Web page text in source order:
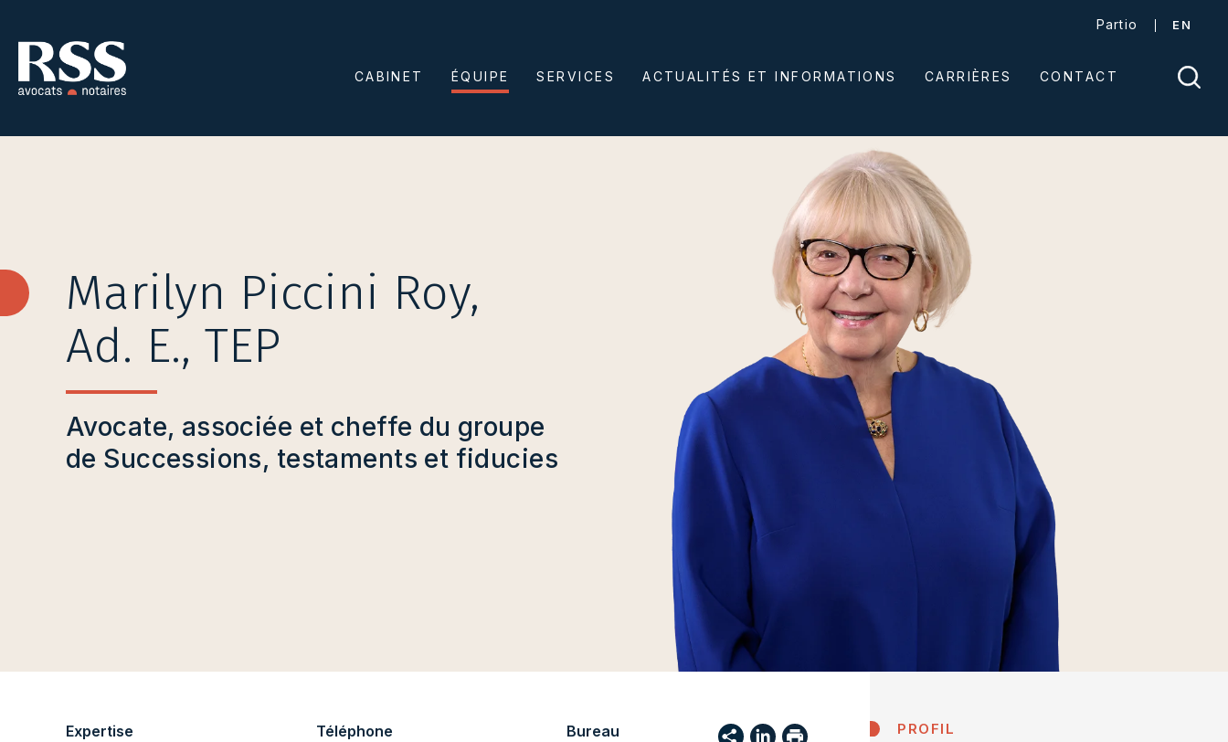
Partio EN
CABINET ÉQUIPE SERVICES ACTUALITÉS ET INFORMATIONS CARRIÈRES CONTACT
Marilyn Piccini Roy,
Ad. E., TEP
Avocate, associée et cheffe du groupe
de Successions, testaments et fiducies
Expertise
Téléphone
Bureau
PROFIL